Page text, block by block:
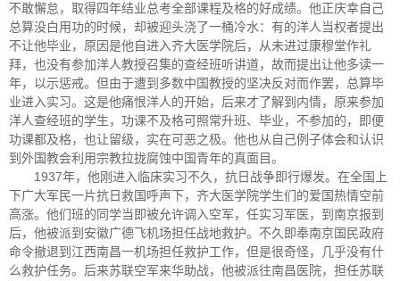
不敢懈怠，取得四年结业总考全部课程及格的好成绩。他正庆幸自己
总算没白用功的时候，却被迎头浇了一桶冷水：有的洋人当权者提出
不让他毕业，原因是他自进入齐大医学院后，从未进过康穆堂作礼
拜，也没有参加洋人教授召集的查经班听讲道，故而提出让他多读一
年，以示惩戒。但由于遭到多数中国教授的坚决反对而作罢，总算毕
业进入实习。这是他痛恨洋人的开始，后来才了解到内情，原来参加
洋人查经班的学生，功课不及格可照常升班、毕业，不参加的，即便
功课都及格，也让留级，实在可恶之极。他也从自己例子体会和认识
到外国教会利用宗教拉拢腐蚀中国青年的真面目。
1937年，他刚进入临床实习不久，抗日战争即行爆发。在全国上
下广大军民一片抗日救国呼声下，齐大医学院学生们的爱国热情空前
高涨。他们班的同学当即被允许调入空军，任实习军医，到南京报到
后，他被派到安徽广德飞机场担任战地救护。不久即奉南京国民政府
命令撤退到江西南昌一机场担任救护工作，但是很奇怪，几乎没有什
么救护任务。后来苏联空军来华助战，他被派往南昌医院，担任苏联